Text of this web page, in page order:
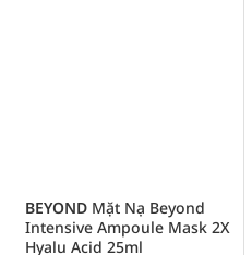
BEYOND Mặt Nạ Beyond
Intensive Ampoule Mask 2X
Hyalu Acid 25ml